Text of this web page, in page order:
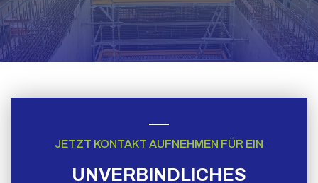
JETZT KONTAKT AUFNEHMEN FÜR EIN
UNVERBINDLICHES